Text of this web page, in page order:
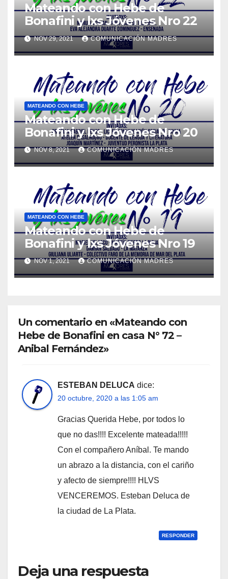
Mateando con Hebe de
Bonafini y lxs Jóvenes Nro 22
NOV 29, 2021 COMUNICACIÓN MADRES
MATEANDO CON HEBE
Mateando con Hebe de
Bonafini y lxs Jóvenes Nro 20
NOV 8, 2021 COMUNICACIÓN MADRES
MATEANDO CON HEBE
Mateando con Hebe de
Bonafini y lxs Jóvenes Nro 19
NOV 1, 2021 COMUNICACIÓN MADRES
Un comentario en «Mateando con
Hebe de Bonafini en casa N° 72 –
Anibal Fernández»
ESTEBAN DELUCA dice:
20 octubre, 2020 a las 1:05 am
Gracias Querida Hebe, por todos lo
que no das!!!! Excelente mateada!!!!!
Con el compañero Aníbal. Te mando
un abrazo a la distancia, con el cariño
y afecto de siempre!!!! HLVS
VENCEREMOS. Esteban Deluca de
la ciudad de La Plata.
RESPONDER
Deja una respuesta